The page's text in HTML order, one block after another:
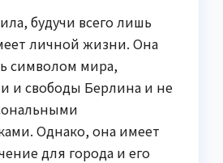
будучи всего лишь
личной жизни. Она
символом мира,
и свободы Берлина и не
Однако, она имеет
для города и его